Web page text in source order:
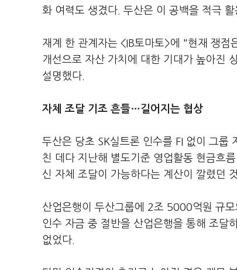
화 여력도 생겼다. 두산은 이 공백을 적극
재계 한 관계자는 <IB토마토>에 "현재 쟁
개선으로 자산 가치에 대한 기대가 높아진
설명했다.
자체 조달 기조 흔들…길어지는 협상
두산은 당초 SK실트론 인수를 FI 없이 그룹
친 데다 지난해 별도기준 영업활동 현금흐
신 자체 조달이 가능하다는 계산이 깔렸던
산업은행이 두산그룹에 2조 5000억원 규
인수 자금 중 절반을 산업은행을 통해 조
없었다.